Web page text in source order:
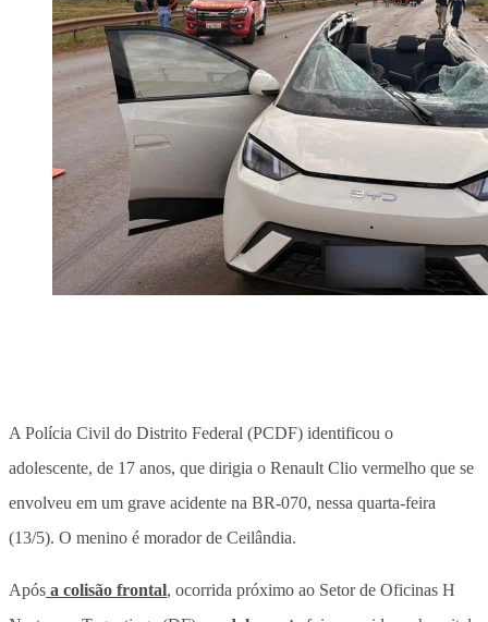
A Polícia Civil do Distrito Federal (PCDF) identificou o
adolescente, de 17 anos, que dirigia o Renault Clio vermelho que se
envolveu em um grave acidente na BR-070, nessa quarta-feira
(13/5). O menino é morador de Ceilândia.
Após a colisão frontal, ocorrida próximo ao Setor de Oficinas H